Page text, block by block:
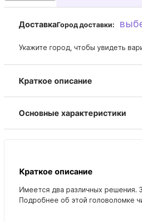
ДоставкаГород доставки:
Укажите город, чтобы увидеть
Краткое описание
Основные характеристики
Краткое описание
Имеется два различных решения.
Подробнее об этой головоломке